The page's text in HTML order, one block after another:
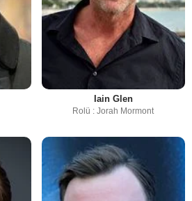
Iain Glen
Rolü : Jorah Mormont